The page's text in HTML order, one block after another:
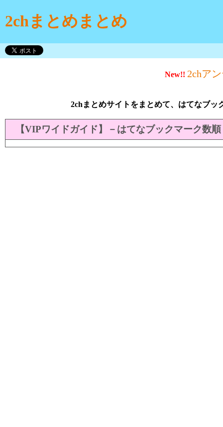
2chまとめまとめ
New!! 2chア
2chまとめサイトをまとめて、はてなブッ
【VIPワイドガイド】－はてなブックマーク数